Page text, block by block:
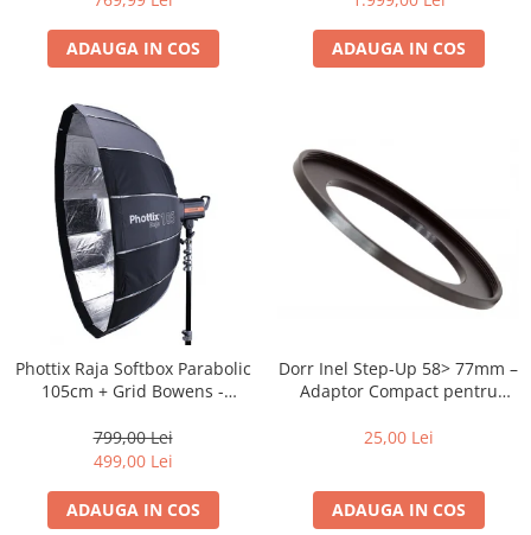
ADAUGA IN COS ADAUGA IN COS
Phottix Raja Softbox Parabolic
105cm + Grid Bowens -
799,00 Lei
499,00 Lei
ADAUGA IN COS
Dorr Inel Step-Up 58> 77mm –
Adaptor Compact pentru
25,00 Lei
ADAUGA IN COS